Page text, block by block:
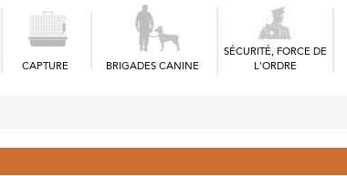
CAPTURE BRIGADES CANINE
SÉCURITÉ, FORCE DE
L'ORDRE